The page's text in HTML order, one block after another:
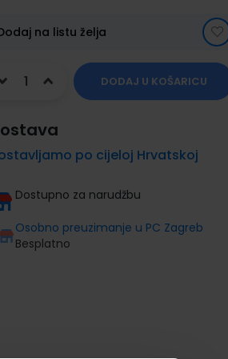
na listu želja
DODAJ U KOŠARICU
po cijeloj Hrvatskoj
Dostupno za narudžbu
Osobno preuzimanje u PC Zagreb
Besplatno